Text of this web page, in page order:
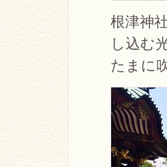
根津神
し込む
たまに